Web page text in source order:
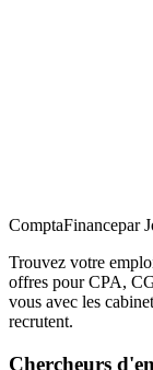
ComptaFinancepar
Trouvez votre
offres pour CPA,
vous avec les
recrutent.
Chercheurs